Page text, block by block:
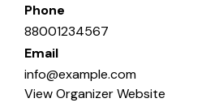
Phone
88001234567
Email
info@example.com
View Organizer Website